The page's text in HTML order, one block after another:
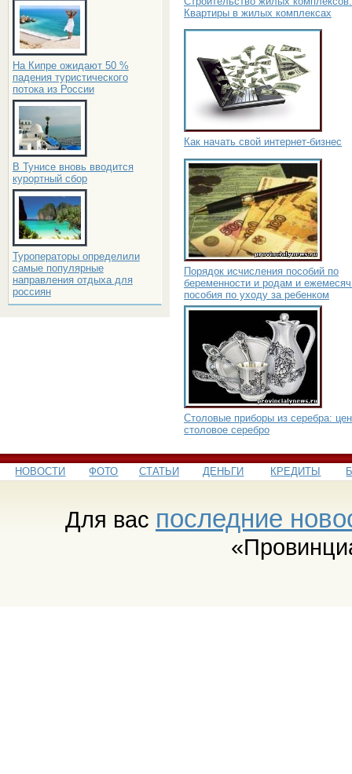
На Кипре ожидают 50 %
падения туристического
потока из России
В Тунисе вновь вводится
курортный сбор
Туроператоры определили
самые популярные
направления отдыха для
россиян
Квартиры в жилых комплексах
Как начать свой интернет-бизнес
Порядок исчисления пособий по
беременности и родам и
пособия по уходу за ребенком
Столовые приборы из серебра:
столовое серебро
НОВОСТИ ФОТО СТАТЬИ ДЕНЬГИ КРЕДИТЫ
Для вас последние